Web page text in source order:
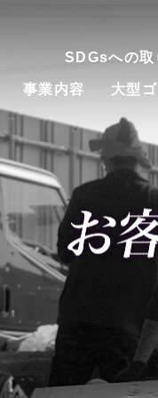
SDGsへの取
事業内容 大型